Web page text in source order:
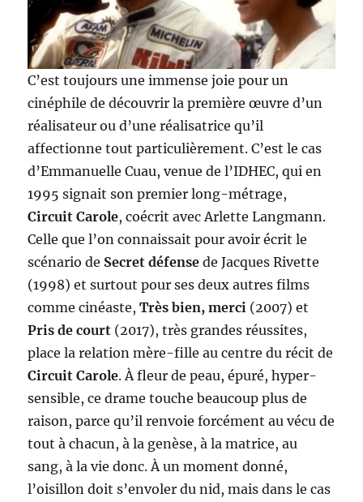
C’est toujours une immense joie pour un
cinéphile de découvrir la première œuvre d’un
réalisateur ou d’une réalisatrice qu’il
affectionne tout particulièrement. C’est le cas
d’Emmanuelle Cuau, venue de l’IDHEC, qui en
1995 signait son premier long-métrage,
Circuit Carole, coécrit avec Arlette Langmann.
Celle que l’on connaissait pour avoir écrit le
scénario de Secret défense de Jacques Rivette
(1998) et surtout pour ses deux autres films
comme cinéaste,Très bien, merci (2007) et
Pris de court (2017), très grandes réussites,
place la relation mère-fille au centre du récit de
Circuit Carole. À fleur de peau, épuré, hyper-
sensible, ce drame touche beaucoup plus de
raison, parce qu’il renvoie forcément au vécu de
tout à chacun, à la genèse, à la matrice, au
sang, à la vie donc. À un moment donné,
l’oisillon doit s’envoler du nid, mais dans le cas